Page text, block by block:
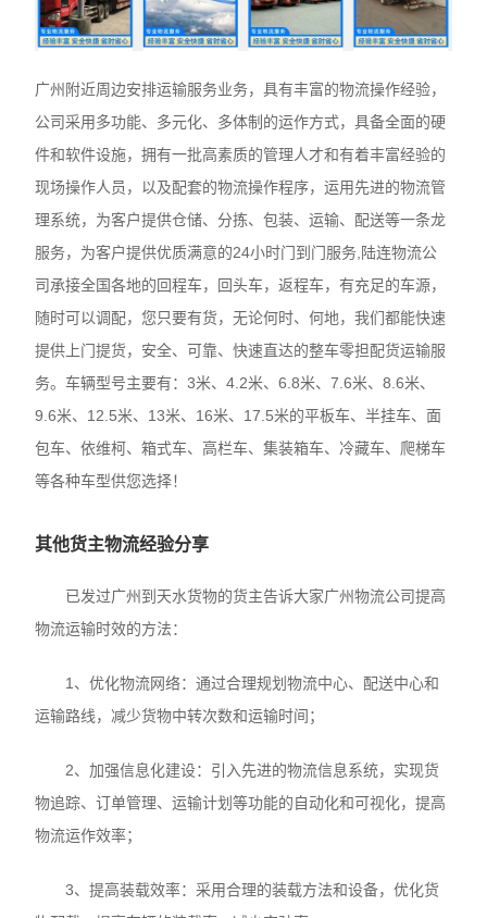
广州附近周边安排运输服务业务，具有丰富的物流操作经验，
公司采用多功能、多元化、多体制的运作方式，具备全面的硬
件和软件设施，拥有一批高素质的管理人才和有着丰富经验的
现场操作人员，以及配套的物流操作程序，运用先进的物流管
理系统，为客户提供仓储、分拣、包装、运输、配送等一条龙
服务，为客户提供优质满意的24小时门到门服务,陆连物流公
司承接全国各地的回程车，回头车，返程车，有充足的车源，
随时可以调配，您只要有货，无论何时、何地，我们都能快速
提供上门提货，安全、可靠、快速直达的整车零担配货运输服
务。车辆型号主要有：3米、4.2米、6.8米、7.6米、8.6米、
9.6米、12.5米、13米、16米、17.5米的平板车、半挂车、面
包车、依维柯、箱式车、高栏车、集装箱车、冷藏车、爬梯车
等各种车型供您选择！
其他货主物流经验分享
已发过广州到天水货物的货主告诉大家广州物流公司提高
物流运输时效的方法：
1、优化物流网络：通过合理规划物流中心、配送中心和
运输路线，减少货物中转次数和运输时间；
2、加强信息化建设：引入先进的物流信息系统，实现货
物追踪、订单管理、运输计划等功能的自动化和可视化，提高
物流运作效率；
3、提高装载效率：采用合理的装载方法和设备，优化货